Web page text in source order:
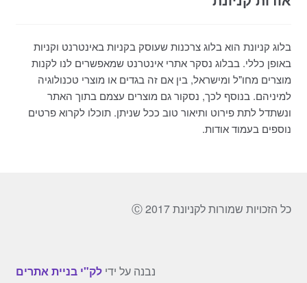
בלוג קניונת הוא בלוג צרכנות שעוסק בקניות באינטרנט וקניות
באופן כללי. בבלוג נסקר אתרי אינטרנט שמאפשרים לנו לקנות
מוצרים מחו"ל ומישראל, בין אם זה בגדים או מוצרי טכנולוגיה
למיניהם. בנוסף לכך, נסקור גם מוצרים עצמם בתוך האתר
ונשתדל לתת פירוט ותיאור טוב ככל שניתן. תוכלו לקרוא פרטים
נוספים בעמוד אודות.
כל הזכויות שמורות לקניונת 2017 Ⓒ
נבנה על ידילק"י בניית אתרים